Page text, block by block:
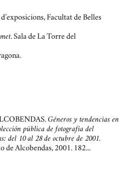
d’exposicions, Facultat de Belles
. Sala de La Torre del
Géneros y tendencias en
pública de fotografía del
del 10 al 28 de octubre de 2001.
de Alcobendas, 2001. 182...